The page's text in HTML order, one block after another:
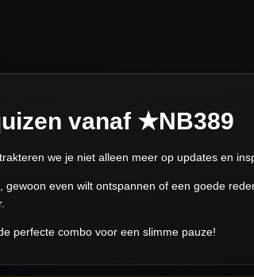
vanaf ★NB389
we je niet alleen meer op updates en
gewoon even wilt ontspannen of een goede
perfecte combo voor een slimme pauze!